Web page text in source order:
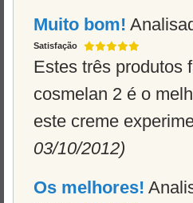
Muito bom!
Satisfação
Estes três produtos
cosmelan 2 é o
este creme
03/10/2012)
Os melhores!